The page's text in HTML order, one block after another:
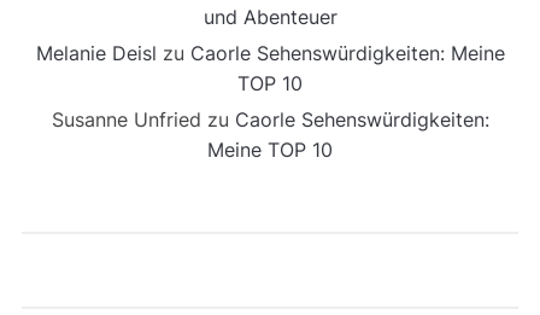
und Abenteuer
Melanie Deisl zu Caorle Sehenswürdigkeiten: Meine
TOP 10
Susanne Unfried zu Caorle Sehenswürdigkeiten:
Meine TOP 10